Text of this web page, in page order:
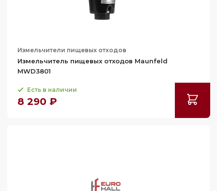
Измельчители пищевых отходов
Измельчитель пищевых отходов Maunfeld
MWD3801
Есть в наличии
8 290 ₽